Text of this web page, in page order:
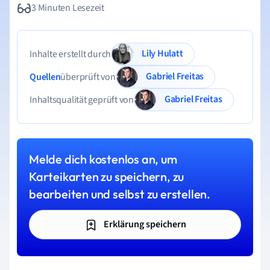
3 Minuten Lesezeit
Inhalte erstellt durch
Lily Hulatt
Quellenüberprüft von
Gabriel Freitas
Inhaltsqualität geprüft von
Gabriel Freitas
Melde dich kostenlos an, um
Karteikarten zu speichern, zu
bearbeiten und selbst zu erstellen.
Erklärung speichern